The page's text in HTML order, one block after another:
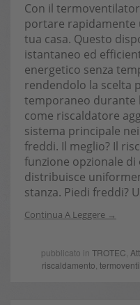
Con il
portare rapidamente
tua casa. Questo
istantaneo ed
energetico senza
rendendolo la scelta
temporaneo durante
come riscaldatore
sistema principale
freddi. Il meglio? Il
funzione opzionale di
distribuisce
stanza. Piedi freddi?
Continua A Leggere
pubblicato in TROTEC
riscaldamento